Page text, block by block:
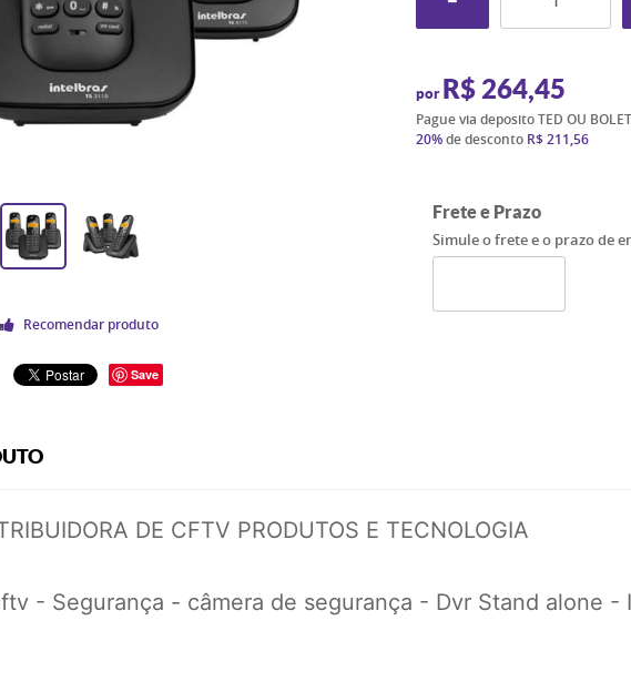
Recomendar produto
Save
por R$ 264,45
Pague via deposito TED OU
20%de desconto R$ 211,56
Frete e Prazo
Simule o frete e o prazo de
DE CFTV PRODUTOS E TECNOLOGIA
- Segurança - câmera de segurança - Dvr Stand alone